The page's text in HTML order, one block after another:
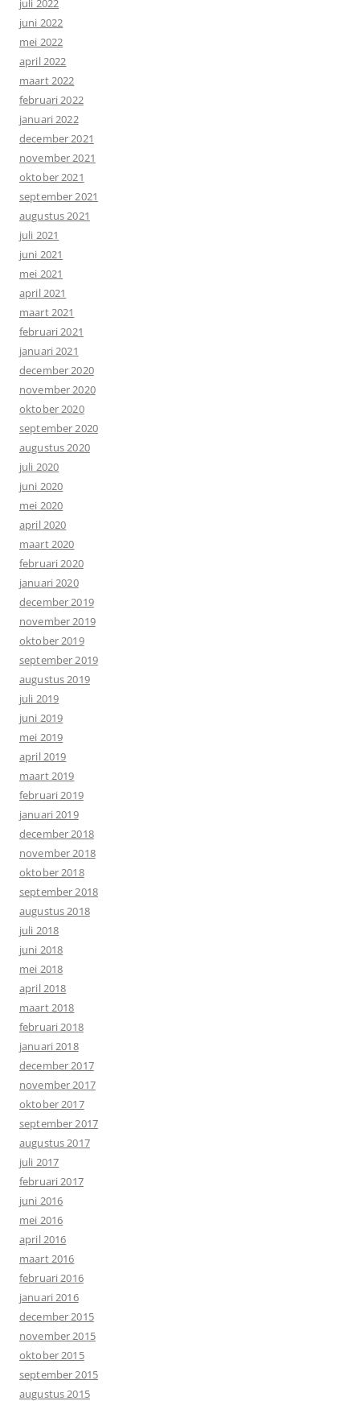
juni 2022
mei 2022
april 2022
maart 2022
februari 2022
januari 2022
december 2021
november 2021
oktober 2021
september 2021
augustus 2021
juli 2021
juni 2021
mei 2021
april 2021
maart 2021
februari 2021
januari 2021
december 2020
november 2020
oktober 2020
september 2020
augustus 2020
juli 2020
juni 2020
mei 2020
april 2020
maart 2020
februari 2020
januari 2020
december 2019
november 2019
oktober 2019
september 2019
augustus 2019
juli 2019
juni 2019
mei 2019
april 2019
maart 2019
februari 2019
januari 2019
december 2018
november 2018
oktober 2018
september 2018
augustus 2018
juli 2018
juni 2018
mei 2018
april 2018
maart 2018
februari 2018
januari 2018
december 2017
november 2017
oktober 2017
september 2017
augustus 2017
juli 2017
februari 2017
juni 2016
mei 2016
april 2016
maart 2016
februari 2016
januari 2016
december 2015
november 2015
oktober 2015
september 2015
augustus 2015